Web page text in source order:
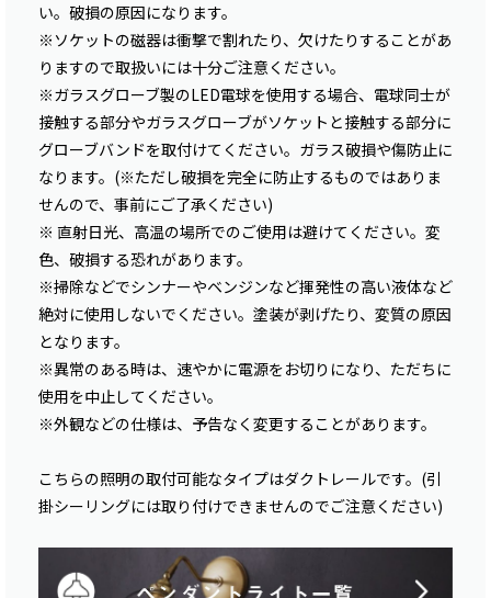
い。破損の原因になります。
※ソケットの磁器は衝撃で割れたり、欠けたりすることがあ
りますので取扱いには十分ご注意ください。
※ガラスグローブ製のLED電球を使用する場合、電球同士が
接触する部分やガラスグローブがソケットと接触する部分に
グローブバンドを取付けてください。ガラス破損や傷防止に
なります。(※ただし破損を完全に防止するものではありま
せんので、事前にご了承ください)
※ 直射日光、高温の場所でのご使用は避けてください。変
色、破損する恐れがあります。
※掃除などでシンナーやベンジンなど揮発性の高い液体など
絶対に使用しないでください。塗装が剥げたり、変質の原因
となります。
※異常のある時は、速やかに電源をお切りになり、ただちに
使用を中止してください。
※外観などの仕様は、予告なく変更することがあります。
こちらの照明の取付可能なタイプはダクトレールです。(引
掛シーリングには取り付けできませんのでご注意ください)